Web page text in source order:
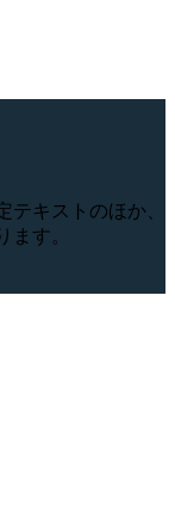
テキストのほか、
ます。